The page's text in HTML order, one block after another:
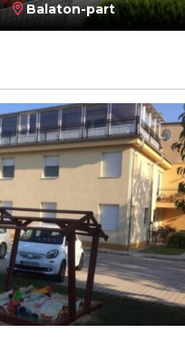
Balaton-part